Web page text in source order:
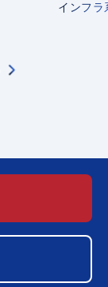
インフラ